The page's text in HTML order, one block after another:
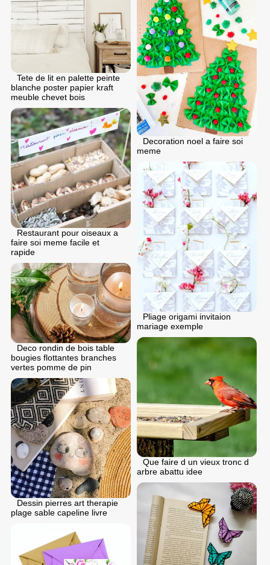
Tete de lit en palette peinte
blanche poster papier kraft
meuble chevet bois
Decoration noel a faire soi
meme
Restaurant pour oiseaux a
faire soi meme facile et
rapide
Pliage origami invitaion
mariage exemple
Deco rondin de bois table
bougies flottantes branches
vertes pomme de pin
Que faire d un vieux tronc d
arbre abattu idee
Dessin pierres art therapie
plage sable capeline livre